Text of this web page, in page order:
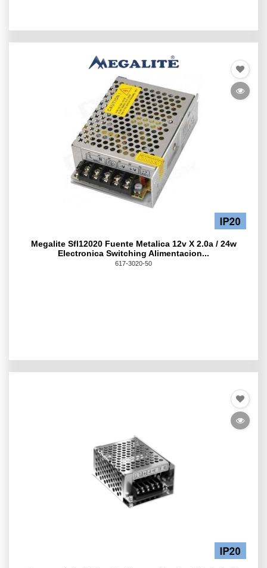
Megalite Sfl12020 Fuente Metalica 12v X 2.0a / 24w
Electronica Switching Alimentacion...
617-3020-50